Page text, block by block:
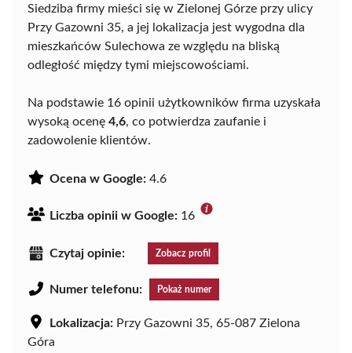
Siedziba firmy mieści się w Zielonej Górze przy ulicy
Przy Gazowni 35, a jej lokalizacja jest wygodna dla
mieszkańców Sulechowa ze względu na bliską
odległość między tymi miejscowościami.
Na podstawie 16 opinii użytkowników firma uzyskała
wysoką ocenę 4,6, co potwierdza zaufanie i
zadowolenie klientów.
Ocena w Google: 4.6
Liczba opinii w Google: 16
Czytaj opinie: Zobacz profil
Numer telefonu: Pokaż numer
Lokalizacja: Przy Gazowni 35, 65-087 Zielona
Góra